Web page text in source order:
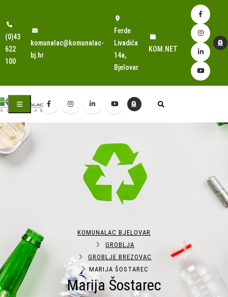
(0)43
622
100
komunalac@komunalac-
bj.hr
Ferde
Livadića
14a,
Bjelovar
KOM.NET
Marija Šostarec
KOMUNALAC BJELOVAR
GROBLJA
GROBLJE BREZOVAC
MARIJA ŠOSTAREC